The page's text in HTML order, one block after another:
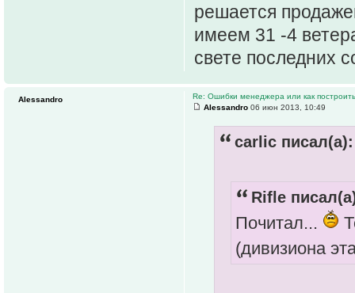
решается
имеем 31 -4
свете последних
Re: Ошибки менеджера или как построить
Alessandro 06 июн 2013, 10:49
carlic писал(а):
Rifle
Почитал...
(дивизиона
Alessandro